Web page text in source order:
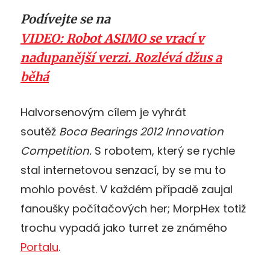
Podívejte se na
VIDEO: Robot ASIMO se vrací v
nadupanější verzi. Rozlévá džus a
běhá
Halvorsenovým cílem je vyhrát
soutěž Boca Bearings 2012 Innovation
Competition. S robotem, který se rychle
stal internetovou senzací, by se mu to
mohlo povést. V každém případě zaujal
fanoušky počítačových her; MorpHex totiž
trochu vypadá jako turret ze známého
Portalu.